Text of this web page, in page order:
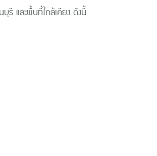
บุรีและพื้นที่ใกล้เคียง ดังนี้